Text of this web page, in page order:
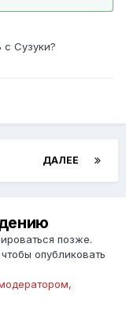
с Сузуки?
ДАЛЕЕ
позже.
чтобы опубликовать